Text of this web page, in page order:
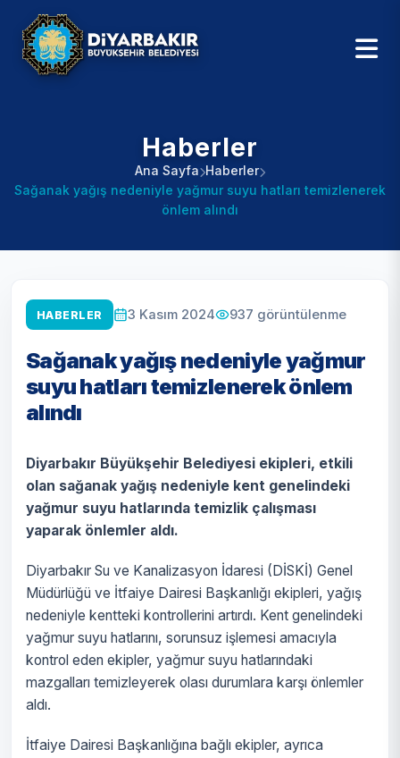
Haberler
Ana Sayfa Haberler
Sağanak yağış nedeniyle yağmur suyu hatları temizlenerek
önlem alındı
HABERLER 3 Kasım 2024 937 görüntülenme
Sağanak yağış nedeniyle yağmur
suyu hatları temizlenerek önlem
alındı
Diyarbakır Büyükşehir Belediyesi ekipleri, etkili
olan sağanak yağış nedeniyle kent genelindeki
yağmur suyu hatlarında temizlik çalışması
yaparak önlemler aldı.
Diyarbakır Su ve Kanalizasyon İdaresi (DİSKİ) Genel
Müdürlüğü ve İtfaiye Dairesi Başkanlığı ekipleri, yağış
nedeniyle kentteki kontrollerini artırdı. Kent genelindeki
yağmur suyu hatlarını, sorunsuz işlemesi amacıyla
kontrol eden ekipler, yağmur suyu hatlarındaki
mazgalları temizleyerek olası durumlara karşı önlemler
aldı.
İtfaiye Dairesi Başkanlığına bağlı ekipler, ayrıca